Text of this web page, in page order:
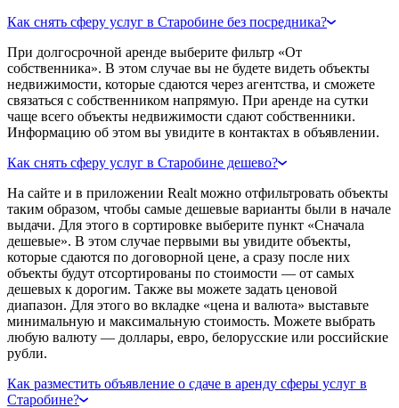
Как снять сферу услуг в Старобине без посредника?
При долгосрочной аренде выберите фильтр «От
собственника». В этом случае вы не будете видеть объекты
недвижимости, которые сдаются через агентства, и сможете
связаться с собственником напрямую. При аренде на сутки
чаще всего объекты недвижимости сдают собственники.
Информацию об этом вы увидите в контактах в объявлении.
Как снять сферу услуг в Старобине дешево?
На сайте и в приложении Realt можно отфильтровать объекты
таким образом, чтобы самые дешевые варианты были в начале
выдачи. Для этого в сортировке выберите пункт «Сначала
дешевые». В этом случае первыми вы увидите объекты,
которые сдаются по договорной цене, а сразу после них
объекты будут отсортированы по стоимости — от самых
дешевых к дорогим. Также вы можете задать ценовой
диапазон. Для этого во вкладке «цена и валюта» выставьте
минимальную и максимальную стоимость. Можете выбрать
любую валюту — доллары, евро, белорусские или российские
рубли.
Как разместить объявление о сдаче в аренду сферы услуг в
Старобине?